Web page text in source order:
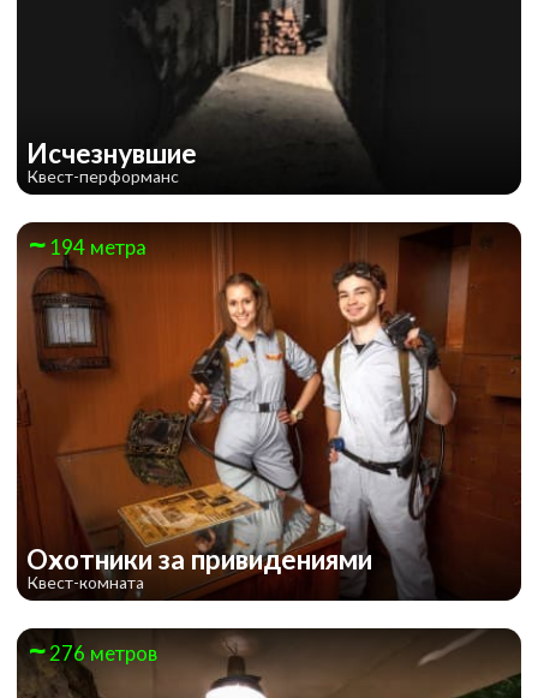
Исчезнувшие
Квест-перформанс
194 метра
Охотники за привидениями
Квест-комната
276 метров